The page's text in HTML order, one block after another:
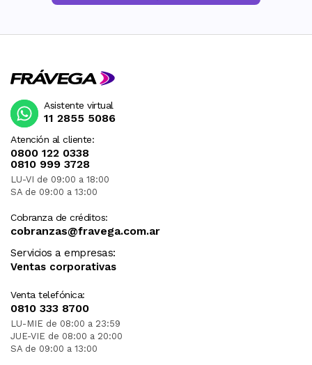
Atención al cliente:
0800 122 0338
0810 999 3728
LU-VI de 09:00 a 18:00
SA de 09:00 a 13:00
Cobranza de créditos:
cobranzas@fravega.com.ar
Servicios a empresas:
Ventas corporativas
Venta telefónica:
0810 333 8700
LU-MIE de 08:00 a 23:59
JUE-VIE de 08:00 a 20:00
SA de 09:00 a 13:00
Asistente virtual
11 2855 5086